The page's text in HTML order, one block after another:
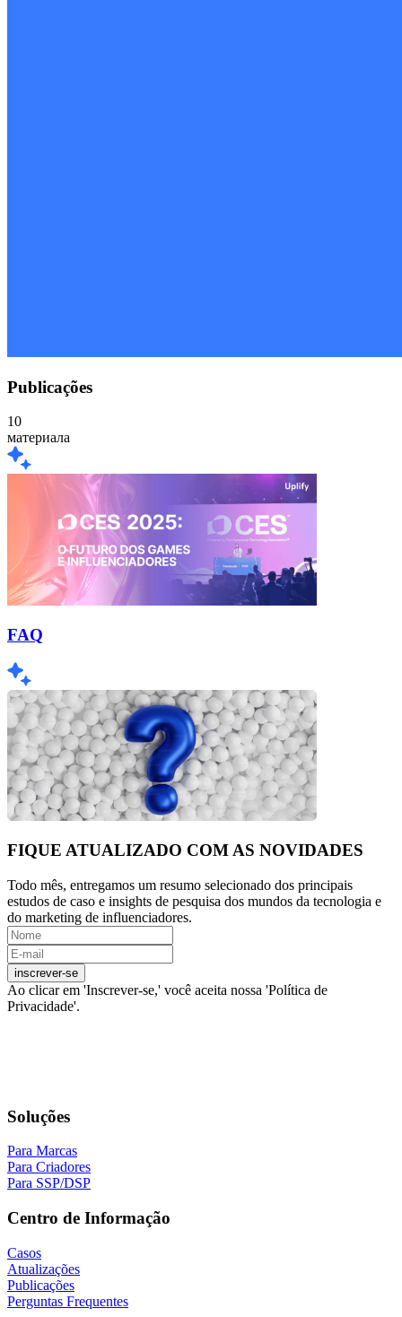
Publicações
10
материала
FAQ
FIQUE ATUALIZADO COM AS NOVIDADES
Todo mês, entregamos um resumo selecionado dos principais
estudos de caso e insights de pesquisa dos mundos da tecnologia e
do marketing de influenciadores.
Ao clicar em 'Inscrever-se,' você aceita nossa 'Política de
Privacidade'.
Soluções
Para Marcas
Para Criadores
Para SSP/DSP
Centro de Informação
Casos
Atualizações
Publicações
Perguntas Frequentes